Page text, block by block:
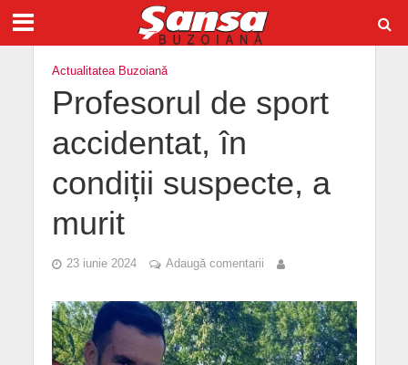
Actualitatea Buzoiană
Profesorul de sport
accidentat, în
condiții suspecte, a
murit
23 iunie 2024 Adaugă comentarii